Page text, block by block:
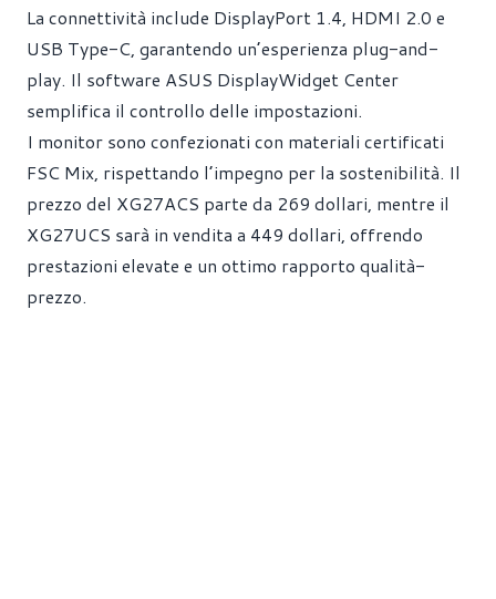
La connettività include DisplayPort 1.4, HDMI 2.0 e
USB Type-C, garantendo un’esperienza plug-and-
play. Il software ASUS DisplayWidget Center
semplifica il controllo delle impostazioni.
I monitor sono confezionati con materiali certificati
FSC Mix, rispettando l’impegno per la sostenibilità. Il
prezzo del XG27ACS parte da 269 dollari, mentre il
XG27UCS sarà in vendita a 449 dollari, offrendo
prestazioni elevate e un ottimo rapporto qualità-
prezzo.